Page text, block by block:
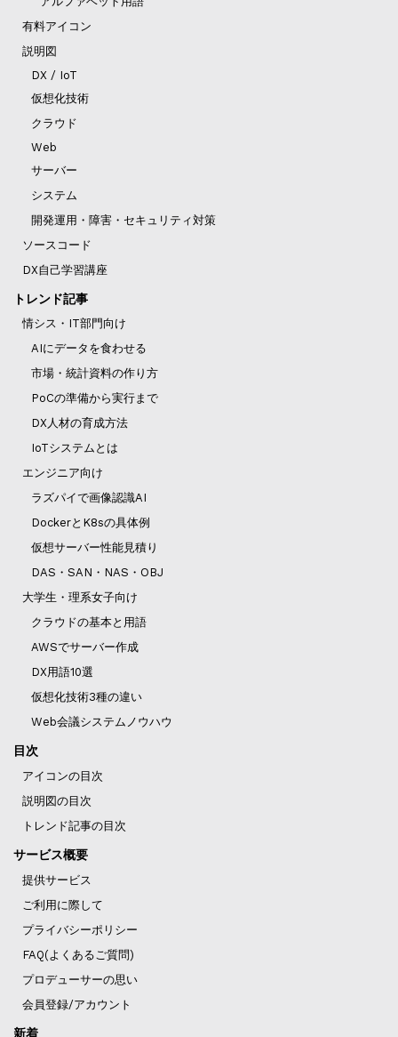
有料アイコン
説明図
DX / IoT
仮想化技術
クラウド
Web
サーバー
システム
開発運用・障害・セキュリティ対策
ソースコード
DX自己学習講座
トレンド記事
情シス・IT部門向け
AIにデータを食わせる
市場・統計資料の作り方
PoCの準備から実行まで
DX人材の育成方法
IoTシステムとは
エンジニア向け
ラズパイで画像認識AI
DockerとK8sの具体例
仮想サーバー性能見積り
DAS・SAN・NAS・OBJ
大学生・理系女子向け
クラウドの基本と用語
AWSでサーバー作成
DX用語10選
仮想化技術3種の違い
Web会議システムノウハウ
目次
アイコンの目次
説明図の目次
トレンド記事の目次
サービス概要
提供サービス
ご利用に際して
プライバシーポリシー
FAQ(よくあるご質問)
プロデューサーの思い
会員登録/アカウント
新着